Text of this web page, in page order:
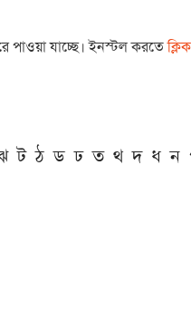
পাওয়া যাচ্ছে। ইনস্টল করতে
ট ঠ ড ঢ ত থ দ ধ ন